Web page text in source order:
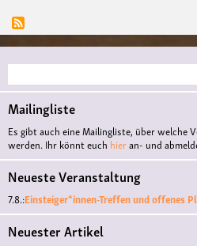
Suche
Mailingliste
Es gibt auch eine Mailingliste, über welche
werden. Ihr könnt euch hieran- und
Neueste Veranstaltung
7.8.:Einsteiger*innen-Treffen und offenes
Neuester Artikel